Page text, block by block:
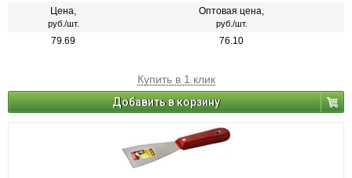
Цена,
руб./шт.
Оптовая цена,
руб./шт.
79.69 76.10
Купить в 1 клик
Добавить в корзину